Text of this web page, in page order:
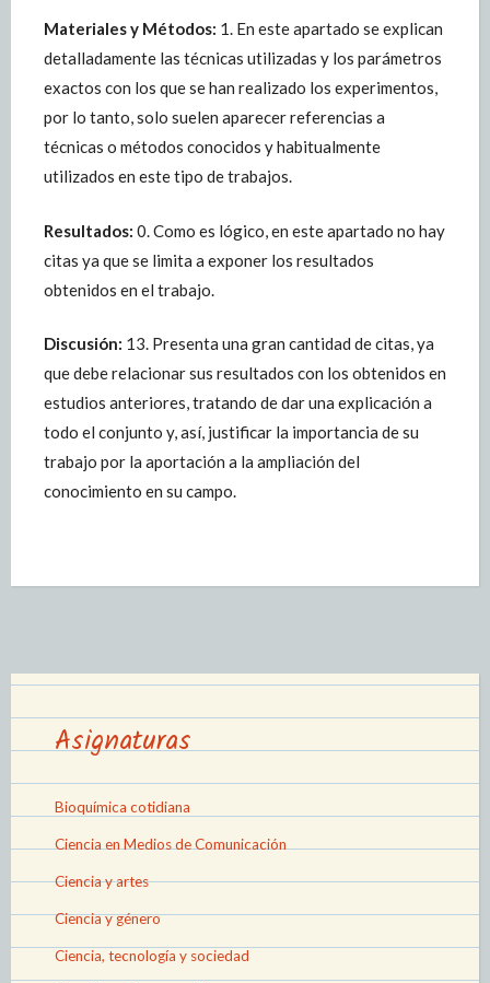
Materiales y Métodos: 1. En este apartado se explican
detalladamente las técnicas utilizadas y los parámetros
exactos con los que se han realizado los experimentos,
por lo tanto, solo suelen aparecer referencias a
técnicas o métodos conocidos y habitualmente
utilizados en este tipo de trabajos.
Resultados: 0. Como es lógico, en este apartado no hay
citas ya que se limita a exponer los resultados
obtenidos en el trabajo.
Discusión: 13. Presenta una gran cantidad de citas, ya
que debe relacionar sus resultados con los obtenidos en
estudios anteriores, tratando de dar una explicación a
todo el conjunto y, así, justificar la importancia de su
trabajo por la aportación a la ampliación del
conocimiento en su campo.
Asignaturas
Bioquímica cotidiana
Ciencia en Medios de Comunicación
Ciencia y artes
Ciencia y género
Ciencia, tecnología y sociedad